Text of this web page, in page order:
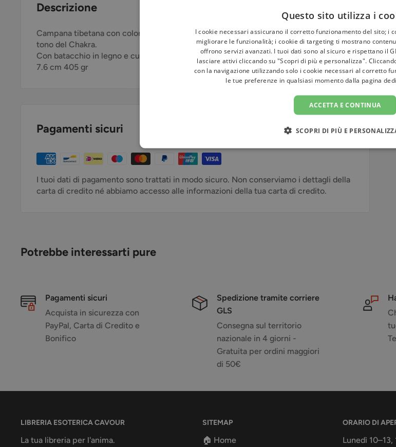
Descrizione
Campana tibetana con colore e simbolo 2° Chakra. La campana non è sintonizzata nel
tono del Chakra.
Con batacchio in legno e cuscino. Vernice senza piombo.
7.6 cm 405 gr
Pagamenti sicuri
I tuoi dati di pagamento sono trattati in modo sicuro. Non conserviamo i dettagli della
carta di credito né abbiamo accesso alle informazioni della tua carta di credito.
Potrebbe interessarti pure
Pagamenti sicuri
Acquista in sicurezza con
PayPal, Carta di Credito e
Bonifico
Spedizione tramite corriere
GLS
Consegna sul territorio
nazionale in 4 giorni -
Gratuita per ordini maggiori
di 50€
LIBRERIA ESOTERICA CAVOUR
La tua libreria per l'anima.
SITEMAP
🏠 Home
ORARIO DI
Lunedì 10–13,
Questo sito utilizza i
I cookie necessari assicurano il corretto funzionamento del sito; i
migliorare le funzionalità; i cookie di targeting ti mostrano
offrono servizi avanzati. I tuoi dati sono al sicuro e rispettano il
lasciare attivi cliccando su "Scopri di più e personalizza".
con la navigazione utilizzando solo i cookie necessari al corretto
le tue preferenze in qualsiasi momento dalla pagina
ACCETTA E CONTINUA
SCOPRI DI PIÙ E